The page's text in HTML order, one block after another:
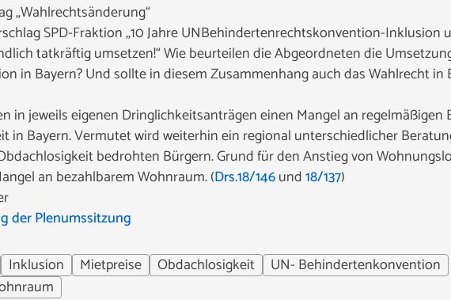
„Wahlrechtsänderung“
SPD-Fraktion „10 Jahre UNBehindertenrechtskonvention-Inklusion
tatkräftig umsetzen!“ Wie beurteilen die Abgeordneten die
in Bayern? Und sollte in diesem Zusammenhang auch das Wahlrecht in
in jeweils eigenen Dringlichkeitsanträgen einen Mangel an regelmäßigen
in Bayern. Vermutet wird weiterhin ein regional unterschiedlicher
bedrohten Bürgern. Grund für den Anstieg von
an bezahlbarem Wohnraum. (Drs.18/146und18/137)
der Plenumssitzung
Inklusion Mietpreise Obdachlosigkeit
UN- Behindertenkonvention